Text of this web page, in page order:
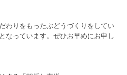
わりをもったぶどうづくりをしてい
なっています。ぜひお早めにお申し